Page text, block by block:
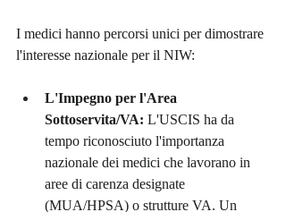
I medici hanno percorsi unici per dimostrare
l'interesse nazionale per il NIW:
L'Impegno per l'Area
Sottoservita/VA: L'USCIS ha da
tempo riconosciuto l'importanza
nazionale dei medici che lavorano in
aree di carenza designate
(MUA/HPSA) o strutture VA. Un